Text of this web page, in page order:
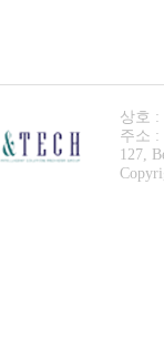
상호 :
주소 :
127,